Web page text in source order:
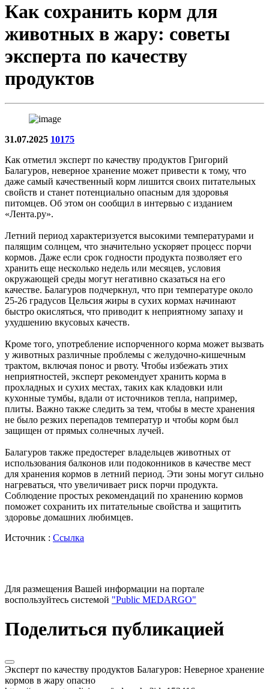
Как сохранить корм для
животных в жару: советы
эксперта по качеству
продуктов
31.07.2025 10175
Как отметил эксперт по качеству продуктов Григорий
Балагуров, неверное хранение может привести к тому, что
даже самый качественный корм лишится своих питательных
свойств и станет потенциально опасным для здоровья
питомцев. Об этом он сообщил в интервью с изданием
«Лента.ру».
Летний период характеризуется высокими температурами и
палящим солнцем, что значительно ускоряет процесс порчи
кормов. Даже если срок годности продукта позволяет его
хранить еще несколько недель или месяцев, условия
окружающей среды могут негативно сказаться на его
качестве. Балагуров подчеркнул, что при температуре около
25-26 градусов Цельсия жиры в сухих кормах начинают
быстро окисляться, что приводит к неприятному запаху и
ухудшению вкусовых качеств.
Кроме того, употребление испорченного корма может вызвать
у животных различные проблемы с желудочно-кишечным
трактом, включая понос и рвоту. Чтобы избежать этих
неприятностей, эксперт рекомендует хранить корма в
прохладных и сухих местах, таких как кладовки или
кухонные тумбы, вдали от источников тепла, например,
плиты. Важно также следить за тем, чтобы в месте хранения
не было резких перепадов температур и чтобы корм был
защищен от прямых солнечных лучей.
Балагуров также предостерег владельцев животных от
использования балконов или подоконников в качестве мест
для хранения кормов в летний период. Эти зоны могут сильно
нагреваться, что увеличивает риск порчи продукта.
Соблюдение простых рекомендаций по хранению кормов
поможет сохранить их питательные свойства и защитить
здоровье домашних любимцев.
Источник : Ссылка
Для размещения Вашей информации на портале
воспользуйтесь системой "Public MEDARGO"
Поделиться публикацией
Эксперт по качеству продуктов Балагуров: Неверное хранение
кормов в жару опасно